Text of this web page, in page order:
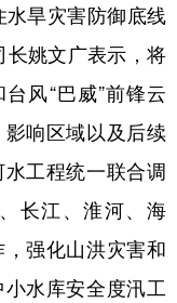
水旱灾害防御底线
长姚文广表示，将
风“巴威”前锋云
响区域以及后续
工程统一联合调
长江、淮河、海
强化山洪灾害和
水库安全度汛工